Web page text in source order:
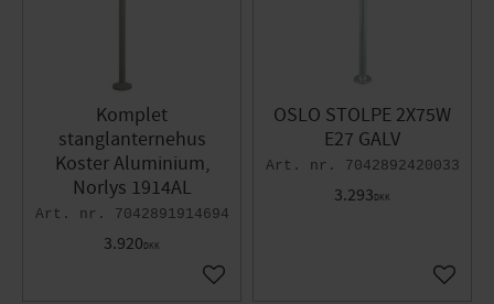
Komplet
stanglanternehus
Koster Aluminium,
Norlys 1914AL
7042891914694
3.920DKK
Gem som favorit
OSLO STOLPE 2X75W
E27 GALV
7042892420033
3.293DKK
Gem